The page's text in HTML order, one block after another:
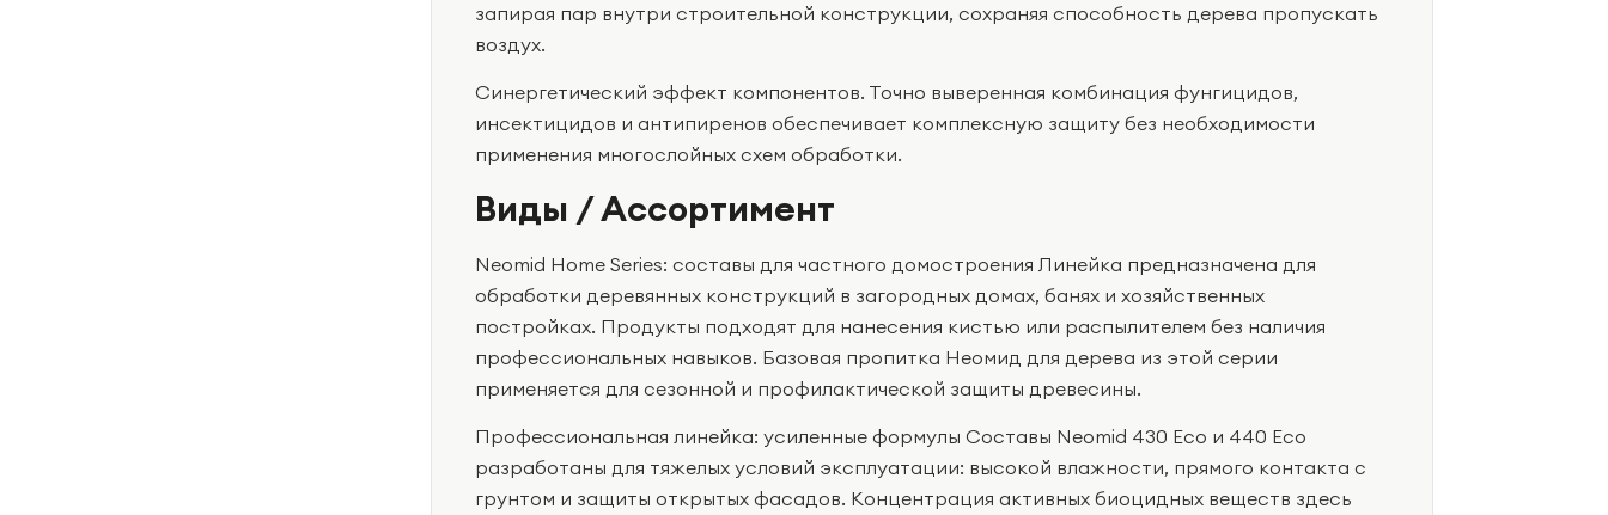
запирая пар внутри строительной конструкции, сохраняя способность дерева пропускать
воздух.
Синергетический эффект компонентов. Точно выверенная комбинация фунгицидов,
инсектицидов и антипиренов обеспечивает комплексную защиту без необходимости
применения многослойных схем обработки.
Виды / Ассортимент
Neomid Home Series: составы для частного домостроения Линейка предназначена для
обработки деревянных конструкций в загородных домах, банях и хозяйственных
постройках. Продукты подходят для нанесения кистью или распылителем без наличия
профессиональных навыков. Базовая пропитка Неомид для дерева из этой серии
применяется для сезонной и профилактической защиты древесины.
Профессиональная линейка: усиленные формулы Составы Neomid 430 Eco и 440 Eco
разработаны для тяжелых условий эксплуатации: высокой влажности, прямого контакта с
грунтом и защиты открытых фасадов. Концентрация активных биоцидных веществ здесь